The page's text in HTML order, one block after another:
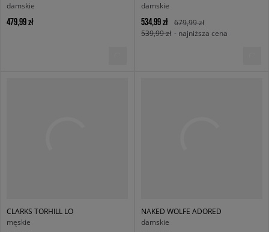
damskie
479,99 zł
damskie
534,99 zł
679,99 zł
539,99 zł - najniższa cena
CLARKS TORHILL LO
męskie
NAKED WOLFE ADORED
damskie